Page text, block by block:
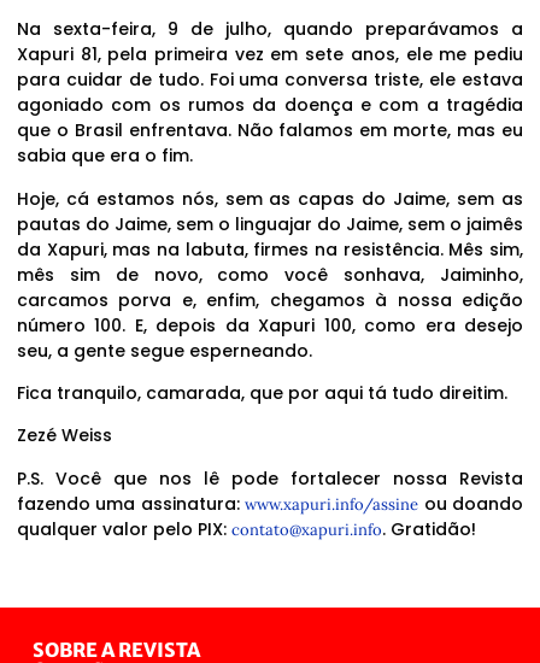
Na sexta-feira, 9 de julho, quando preparávamos a
Xapuri 81, pela primeira vez em sete anos, ele me pediu
para cuidar de tudo. Foi uma conversa triste, ele estava
agoniado com os rumos da doença e com a tragédia
que o Brasil enfrentava. Não falamos em morte, mas eu
sabia que era o fim.
Hoje, cá estamos nós, sem as capas do Jaime, sem as
pautas do Jaime, sem o linguajar do Jaime, sem o jaimês
da Xapuri, mas na labuta, firmes na resistência. Mês sim,
mês sim de novo, como você sonhava, Jaiminho,
carcamos porva e, enfim, chegamos à nossa edição
número 100. E, depois da Xapuri 100, como era desejo
seu, a gente segue esperneando.
Fica tranquilo, camarada, que por aqui tá tudo direitim.
Zezé Weiss
P.S. Você que nos lê pode fortalecer nossa Revista
fazendo uma assinatura:www.xapuri.info/assine ou doando
qualquer valor pelo PIX: contato@xapuri.info. Gratidão!
SOBRE A REVISTA